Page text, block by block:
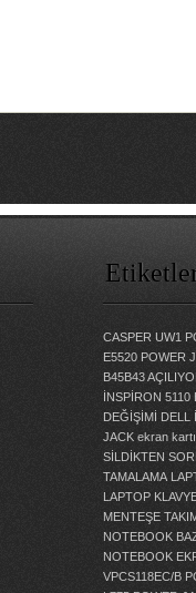
CASPER UW1
E5520 POWER
B45B43
İNSPİRON
DEĞİŞİMİ
DELL
JACK ekran
SİLDİKTEN
TAMALAMA
LAPTOP
MENTEŞE
NOTEBOOK
NOTEBOOK
VPCS118EC/B